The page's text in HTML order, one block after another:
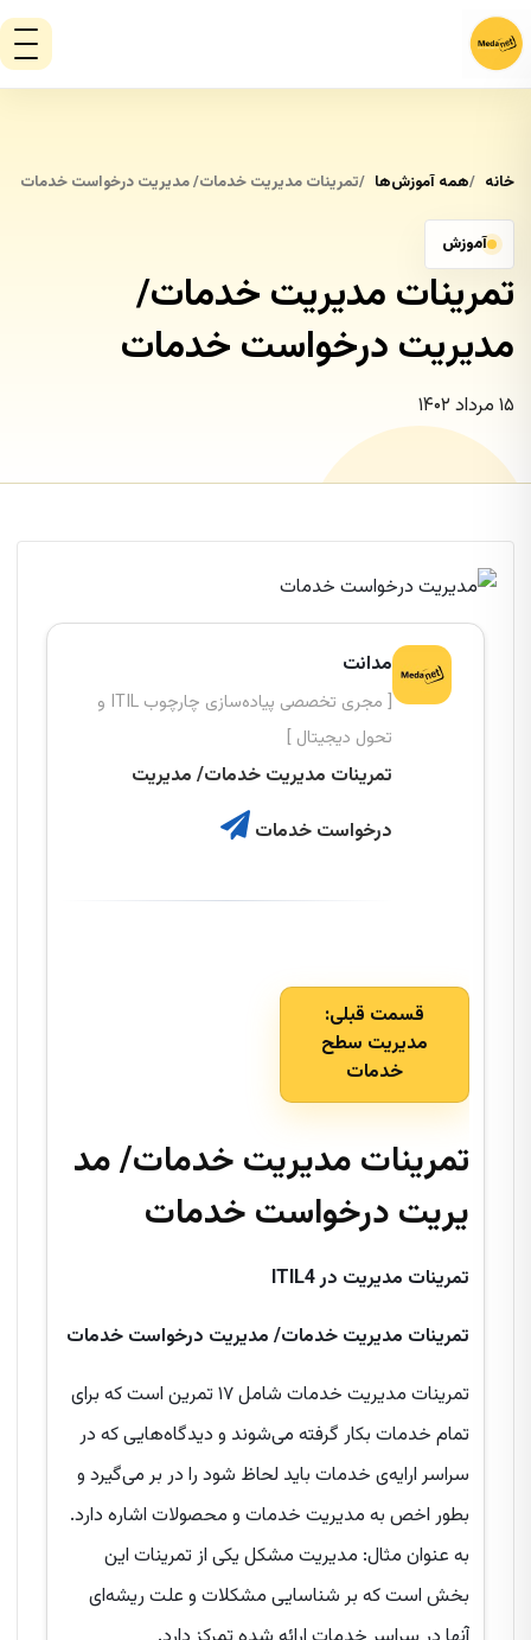
خانه همه آموزش‌ها تمرینات مدیریت خدمات/ مدیریت درخواست خدمات
آموزش
تمرینات مدیریت خدمات/
مدیریت درخواست خدمات
۱۵ مرداد ۱۴۰۲
مدانت
[ مجری تخصصی پیاده‌سازی چارچوب ITIL و
تحول دیجیتال ]
تمرینات مدیریت خدمات/ مدیریت
درخواست خدمات
قسمت قبلی:
مدیریت سطح
خدمات
تمرینات مدیریت خدمات/مد
یریت درخواست خدمات
تمرینات مدیریت درITIL4
تمرینات مدیریت خدمات/ مدیریت درخواست خدمات
تمرینات مدیریت خدمات شامل ۱۷ تمرین است که برای
تمام خدمات بکار گرفته می‌شوند و دیدگاه‌هایی که در
سراسر ارایه‌ی خدمات باید لحاظ شود را در بر می‌گیرد و
بطور اخص به مدیریت خدمات و محصولات اشاره دارد.
به عنوان مثال: مدیریت مشکل یکی از تمرینات این
بخش است که بر شناسایی مشکلات و علت ریشه‌ای